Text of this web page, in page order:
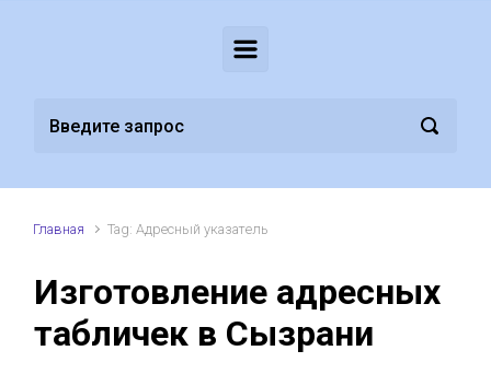
Главная Tag: Адресный указатель
Изготовление адресных
табличек в Сызрани